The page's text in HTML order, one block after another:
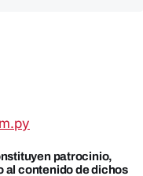
patrocinio,
al contenido de dichos